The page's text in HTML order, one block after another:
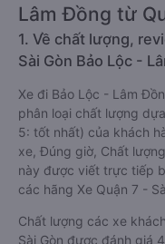
Lâm Đồng từ
1. Về chất lượng,
Sài Gòn Bảo Lộc -
Xe đi Bảo Lộc - Lâm
phân loại chất lượng
5: tốt nhất) của khách
xe, Đúng giờ, Chất
này được viết trực tiếp
các hãng Xe Quận 7 -
Chất lượng các xe
Sài Gòn được đánh giá